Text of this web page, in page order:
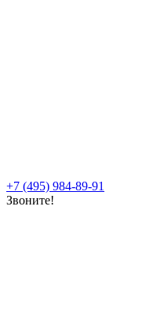
+7 (495) 984-89-91
Звоните!